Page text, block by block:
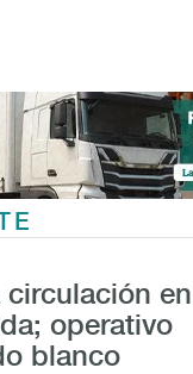
circulación
operativo
blanco